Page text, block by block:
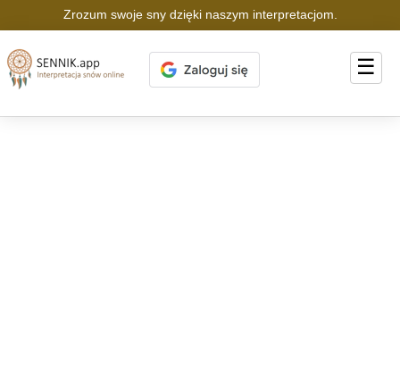
Zrozum swoje sny dzięki naszym interpretacjom.
☰